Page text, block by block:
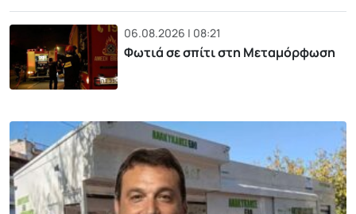
06.08.2026 | 08:21
Φωτιά σε σπίτι στη Μεταμόρφωση